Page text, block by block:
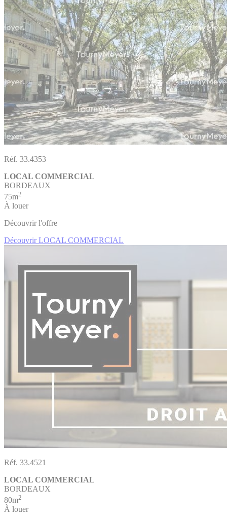
Réf. 33.4353
LOCAL COMMERCIAL
BORDEAUX
75m2
À louer
Découvrir l'offre
Découvrir LOCAL COMMERCIAL
Réf. 33.4521
LOCAL COMMERCIAL
BORDEAUX
80m2
À louer